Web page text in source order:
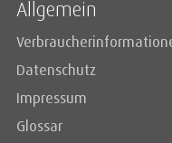
Allgemein
Datenschutz
Impressum
Glossar